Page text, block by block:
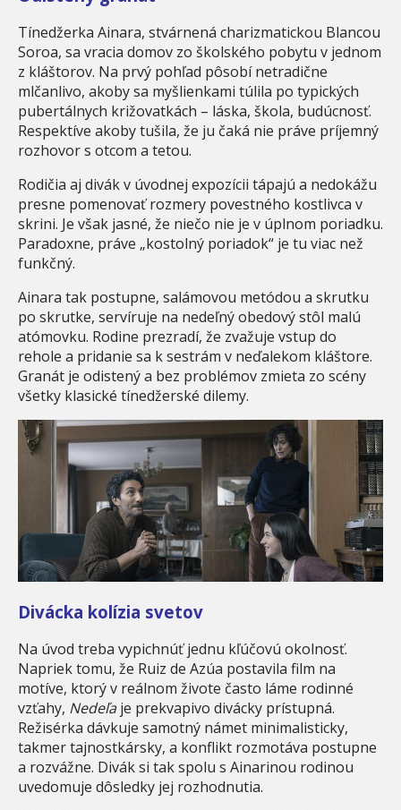
Tínedžerka Ainara, stvárnená charizmatickou Blancou
Soroa, sa vracia domov zo školského pobytu v jednom
z kláštorov. Na prvý pohľad pôsobí netradične
mlčanlivo, akoby sa myšlienkami túlila po typických
pubertálnych križovatkách – láska, škola, budúcnosť.
Respektíve akoby tušila, že ju čaká nie práve príjemný
rozhovor s otcom a tetou.
Rodičia aj divák v úvodnej expozícii tápajú a nedokážu
presne pomenovať rozmery povestného kostlivca v
skrini. Je však jasné, že niečo nie je v úplnom poriadku.
Paradoxne, práve „kostolný poriadok“ je tu viac než
funkčný.
Ainara tak postupne, salámovou metódou a skrutku
po skrutke, servíruje na nedeľný obedový stôl malú
atómovku. Rodine prezradí, že zvažuje vstup do
rehole a pridanie sa k sestrám v neďalekom kláštore.
Granát je odistený a bez problémov zmieta zo scény
všetky klasické tínedžerské dilemy.
Divácka kolízia svetov
Na úvod treba vypichnúť jednu kľúčovú okolnosť.
Napriek tomu, že Ruiz de Azúa postavila film na
motíve, ktorý v reálnom živote často láme rodinné
vzťahy, Nedeľaje prekvapivo divácky prístupná.
Režisérka dávkuje samotný námet minimalisticky,
takmer tajnostkársky, a konflikt rozmotáva postupne
a rozvážne. Divák si tak spolu s Ainarinou rodinou
uvedomuje dôsledky jej rozhodnutia.